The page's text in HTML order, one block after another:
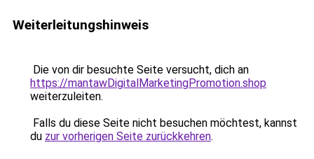
Weiterleitungshinweis
Die von dir besuchte Seite versucht, dich an
https://mantawDigitalMarketingPromotion.shop
weiterzuleiten.
Falls du diese Seite nicht besuchen möchtest, kannst
du zur vorherigen Seite zurückkehren.